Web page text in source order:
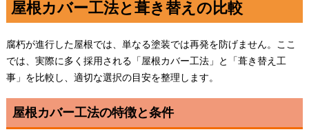
屋根カバー工法と葺き替えの比較
腐朽が進行した屋根では、単なる塗装では再発を防げません。ここ
では、実際に多く採用される「屋根カバー工法」と「葺き替え工
事」を比較し、適切な選択の目安を整理します。
屋根カバー工法の特徴と条件